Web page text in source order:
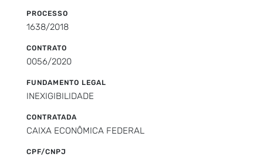
PROCESSO
1638/2018
CONTRATO
0056/2020
FUNDAMENTO LEGAL
INEXIGIBILIDADE
CONTRATADA
CAIXA ECONÔMICA FEDERAL
CPF/CNPJ